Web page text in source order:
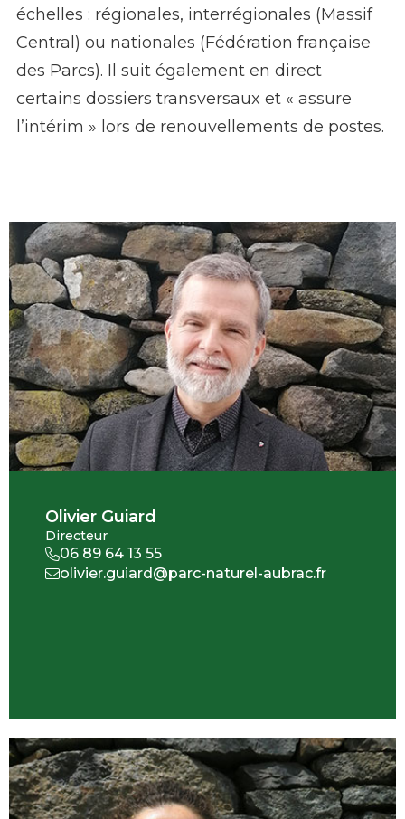
échelles : régionales, interrégionales (Massif
Central) ou nationales (Fédération française
des Parcs). Il suit également en direct
certains dossiers transversaux et « assure
l’intérim » lors de renouvellements de postes.
Olivier Guiard
Directeur
06 89 64 13 55
olivier.guiard@parc-naturel-aubrac.fr